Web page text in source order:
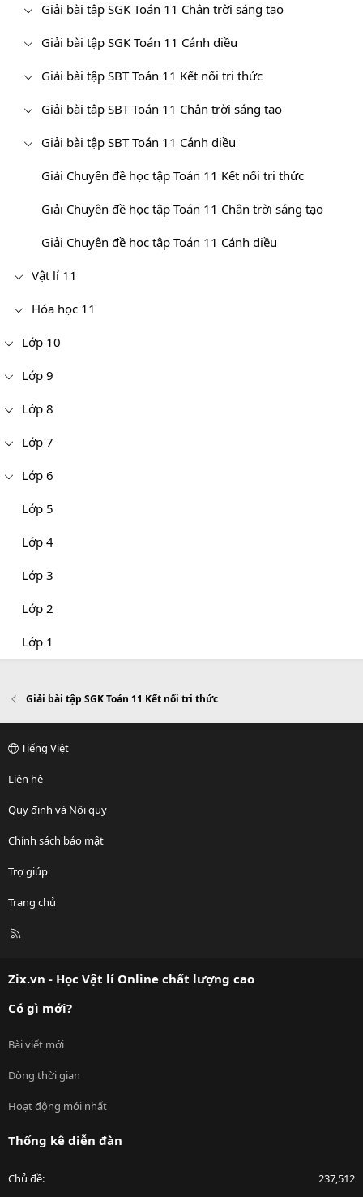
Giải bài tập SGK Toán 11 Chân trời sáng tạo
Giải bài tập SGK Toán 11 Cánh diều
Giải bài tập SBT Toán 11 Kết nối tri thức
Giải bài tập SBT Toán 11 Chân trời sáng tạo
Giải bài tập SBT Toán 11 Cánh diều
Giải Chuyên đề học tập Toán 11 Kết nối tri thức
Giải Chuyên đề học tập Toán 11 Chân trời sáng tạo
Giải Chuyên đề học tập Toán 11 Cánh diều
Vật lí 11
Hóa học 11
Lớp 10
Lớp 9
Lớp 8
Lớp 7
Lớp 6
Lớp 5
Lớp 4
Lớp 3
Lớp 2
Lớp 1
Giải bài tập SGK Toán 11 Kết nối tri thức
Tiếng Việt
Liên hệ
Quy định và Nội quy
Chính sách bảo mật
Trợ giúp
Trang chủ
R
Zix.vn - Học Vật lí Online chất lượng cao
Có gì mới?
Bài viết mới
Dòng thời gian
Hoạt động mới nhất
Thống kê diễn đàn
Chủ đề 237,512